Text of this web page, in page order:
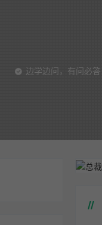
边学边问，有问必答